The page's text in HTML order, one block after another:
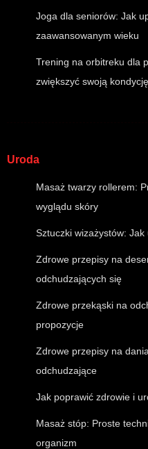
Joga dla seniorów: Jak
zaawansowanym wieku
Trening na orbitreku dla
zwiększyć swoją kondycję
Uroda
Masaż twarzy rollerem:
wyglądu skóry
Sztuczki wizażystów:
Zdrowe przepisy na
odchudzających się
Zdrowe przekąski na
propozycje
Zdrowe przepisy na
odchudzające
Jak poprawić zdrowie i
Masaż stóp: Proste
organizm